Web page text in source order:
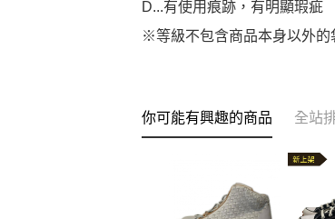
D...有使用痕跡，有明顯瑕疵
※等級不包含商品本身以外
你可能有興趣的商品 全站